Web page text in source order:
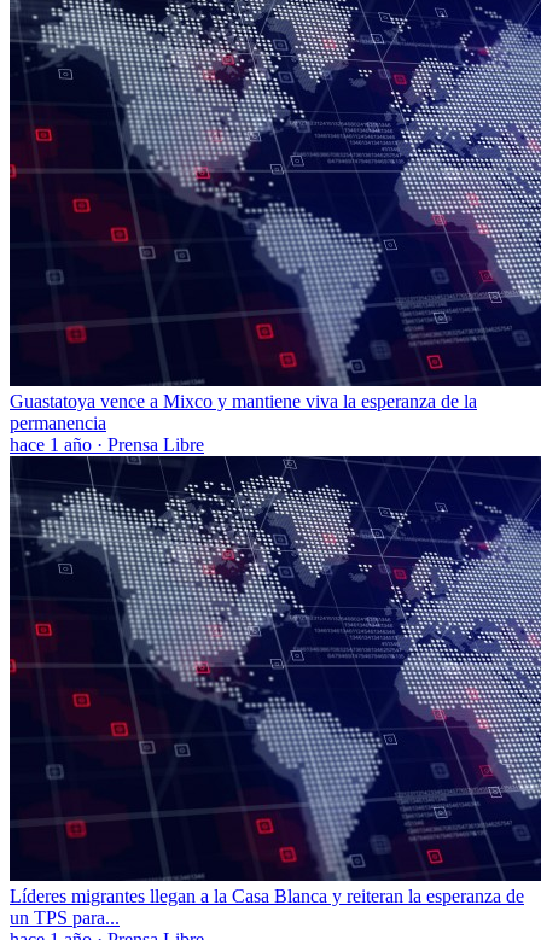
Guastatoya vence a Mixco y mantiene viva la esperanza de la
permanencia
hace 1 año · Prensa Libre
Líderes migrantes llegan a la Casa Blanca y reiteran la esperanza de
un TPS para...